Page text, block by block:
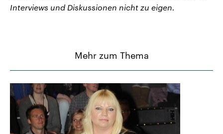
Interviews und Diskussionen nicht zu eigen.
Mehr zum Thema